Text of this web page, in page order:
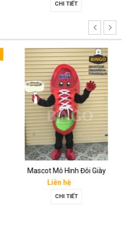
CHI TIẾT
Mascot Mô Hình Đôi Giày
Liên hệ
CHI TIẾT